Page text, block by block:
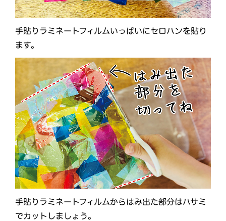
手貼りラミネートフィルムいっぱいにセロハンを貼り
ます。
手貼りラミネートフィルムからはみ出た部分はハサミ
でカットしましょう。